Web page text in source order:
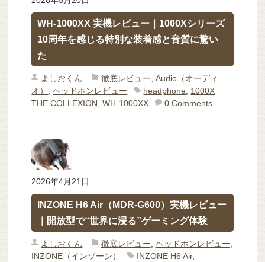
WH-1000XX 実機レビュー｜1000Xシリーズ
10周年を感じる特別な装着感と音質に驚い
た
よしおくん 徹底レビュー, Audio（オーディ
オ） ,ヘッドホンレビュー headphone, 1000X
THE COLLEXION,WH-1000XX 0 Comments
2026年4月21日
INZONE H6 Air（MDR-G600）実機レビュー
｜開放型で“世界に浸る”ゲーミング体験
よしおくん 徹底レビュー, ヘッドホンレビュー,
INZONE（インゾーン）
INZONE H6 Air,